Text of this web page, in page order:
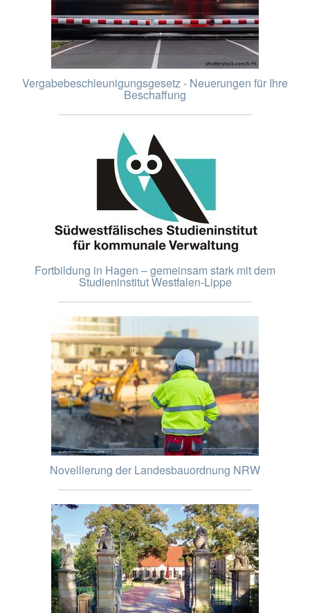
Vergabebeschleunigungsgesetz - Neuerungen für Ihre
Beschaffung
Fortbildung in Hagen – gemeinsam stark mit dem
Studieninstitut Westfalen-Lippe
Novellierung der Landesbauordnung NRW